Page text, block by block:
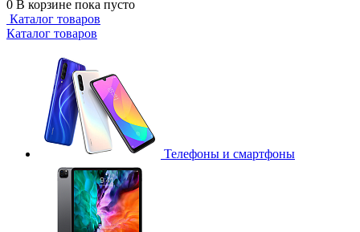
0 В корзине пока пусто
Каталог товаров
Каталог товаров
Телефоны и смартфоны